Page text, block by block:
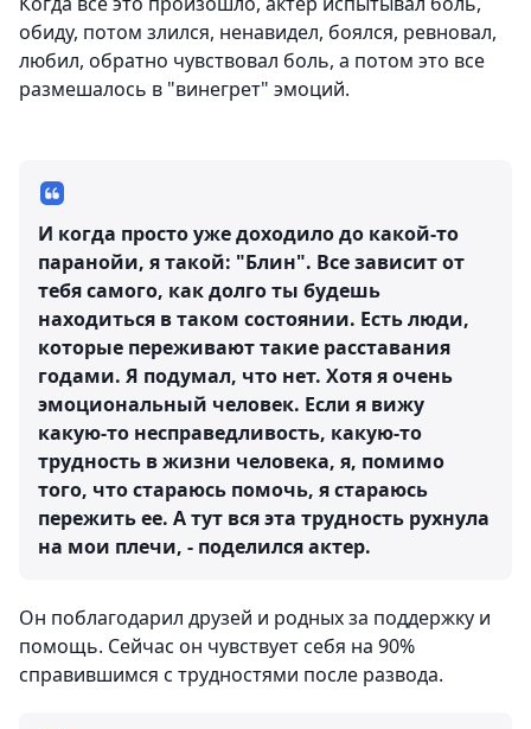
обиду, потом злился, ненавидел, боялся, ревновал,
любил, обратно чувствовал боль, а потом это все
размешалось в "винегрет" эмоций.
И когда просто уже доходило до какой-то
паранойи, я такой: "Блин". Все зависит от
тебя самого, как долго ты будешь
находиться в таком состоянии. Есть люди,
которые переживают такие расставания
годами. Я подумал, что нет. Хотя я очень
эмоциональный человек. Если я вижу
какую-то несправедливость, какую-то
трудность в жизни человека, я, помимо
того, что стараюсь помочь, я стараюсь
пережить ее. А тут вся эта трудность рухнула
на мои плечи, - поделился актер.
Он поблагодарил друзей и родных за поддержку и
помощь. Сейчас он чувствует себя на 90%
справившимся с трудностями после развода.